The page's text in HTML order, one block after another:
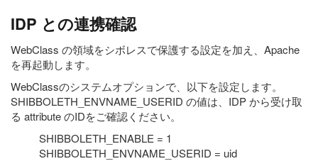
IDP との連携確認
WebClass の領域をシボレスで保護する設定を加え、Apache
を再起動します。
WebClassのシステムオプションで、以下を設定します。
SHIBBOLETH_ENVNAME_USERID の値は、IDP から受け取
る attribute のIDをご確認ください。
SHIBBOLETH_ENABLE = 1
SHIBBOLETH_ENVNAME_USERID = uid